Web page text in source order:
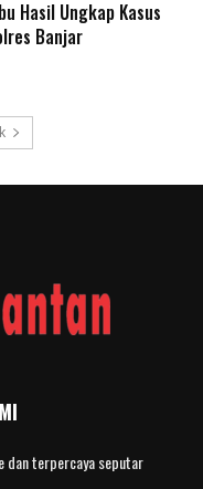
Hasil Ungkap Kasus
Banjar
dan terpercaya seputar